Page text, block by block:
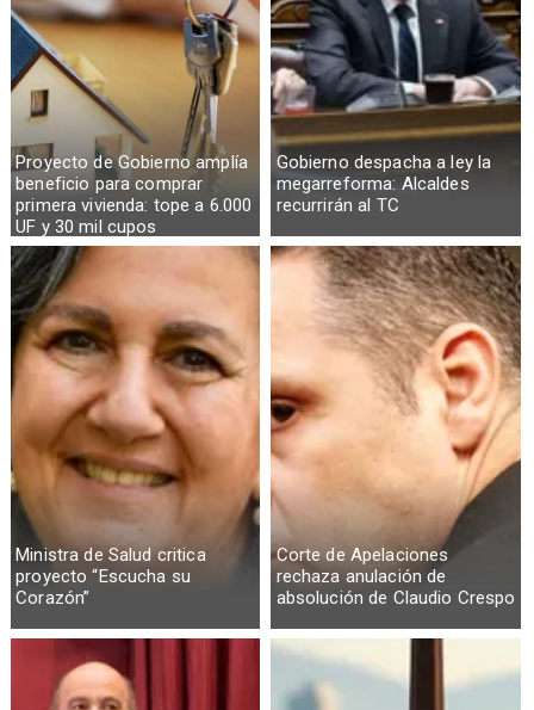
Proyecto de Gobierno amplía
beneficio para comprar
primera vivienda: tope a 6.000
UF y 30 mil cupos
Gobierno despacha a ley la
megarreforma: Alcaldes
recurrirán al TC
Ministra de Salud critica
proyecto “Escucha su
Corazón”
Corte de Apelaciones
rechaza anulación de
absolución de Claudio Crespo